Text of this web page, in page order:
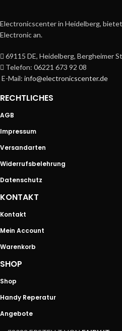
Electronicscenter in Heidelberg,
Electronic an.
69115 DE, Heidelberg, Bergheimer
Telefon: 06221 673 92 08
E-Mail:info@electronicscenter.de
RECHTLICHES
AGB
Impressum
Versandarten
Widerrufsbelehrung
Datenschutz
KONTAKT
Kontakt
Mein Account
Warenkorb
SHOP
Shop
Handy Reperatur
Angebote